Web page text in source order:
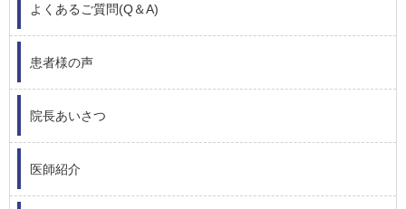
よくあるご質問(Q＆A)
患者様の声
院長あいさつ
医師紹介